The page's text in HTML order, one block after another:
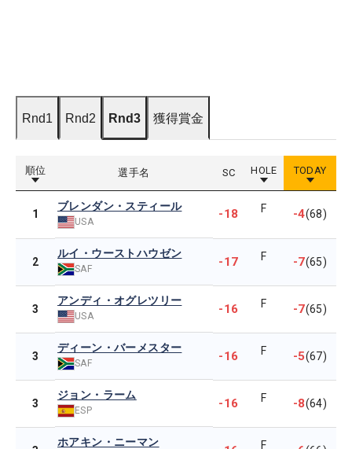
Rnd1 Rnd2 Rnd3 獲得賞金
順位 選手名 SC HOLE TODAY
1
ブレンダン・スティール
USA
-18 F -4(68)
2
ルイ・ウーストハウゼン
SAF -17 F -7(65)
3
アンディ・オグレツリー
USA -16 F -7(65)
3
ディーン・バーメスター
SAF -16 F -5(67)
3
ジョン・ラーム
ESP -16 F -8(64)
ホアキン・ニーマン F